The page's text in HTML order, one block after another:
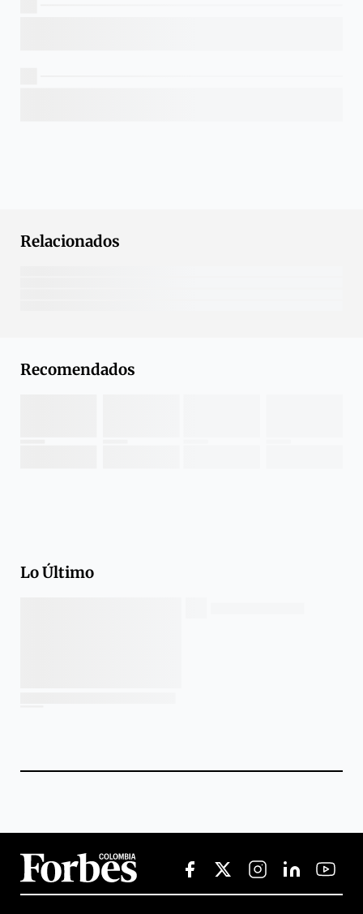
Relacionados
Recomendados
Lo Último